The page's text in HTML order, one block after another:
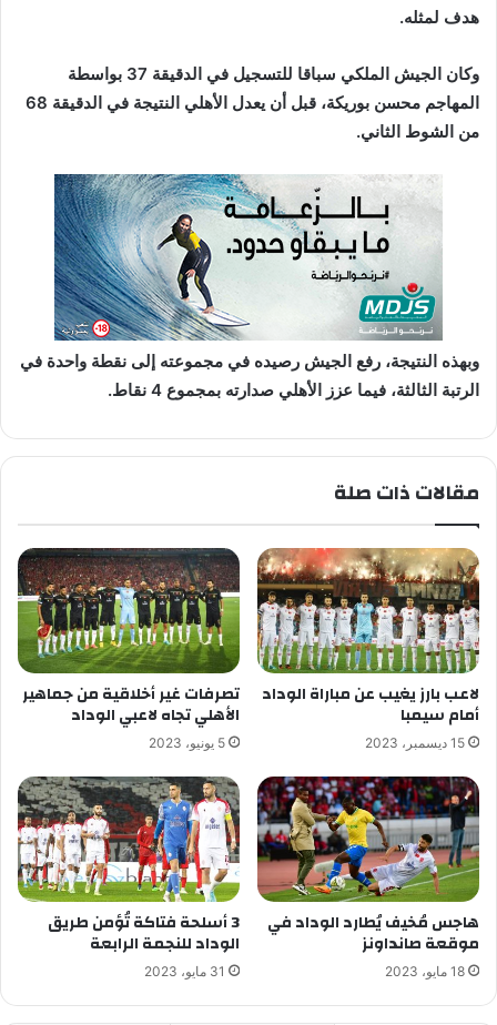
هدف لمثله.
وكان الجيش الملكي سباقا للتسجيل في الدقيقة 37 بواسطة
المهاجم محسن بوريكة، قبل أن يعدل الأهلي النتيجة في الدقيقة 68
من الشوط الثاني.
وبهذه النتيجة، رفع الجيش رصيده في مجموعته إلى نقطة واحدة في
الرتبة الثالثة، فيما عزز الأهلي صدارته بمجموع 4 نقاط.
مقالات ذات صلة
لاعب بارز يغيب عن مباراة الوداد
أمام سيمبا
15 ديسمبر، 2023
تصرفات غير أخلاقية من جماهير
الأهلي تجاه لاعبي الوداد
5 يونيو، 2023
هاجس مُخيف يُطارد الوداد في
موقعة صانداونز
18 مايو، 2023
3 أسلحة فتاكة تُؤمن طريق
الوداد للنجمة الرابعة
31 مايو، 2023